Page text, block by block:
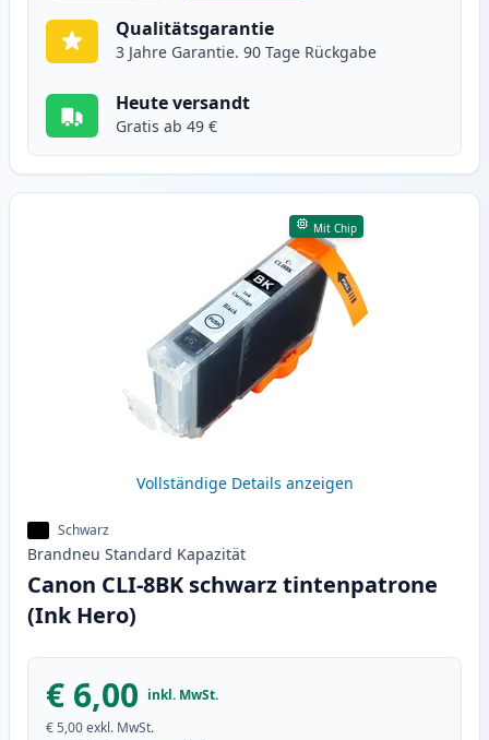
Qualitätsgarantie
3 Jahre Garantie. 90 Tage Rückgabe
Heute versandt
Gratis ab 49 €
Mit Chip
Vollständige Details anzeigen
Schwarz
Brandneu Standard Kapazität
Canon CLI-8BK schwarz tintenpatrone
(Ink Hero)
€ 6,00 inkl. MwSt.
€ 5,00exkl. MwSt.